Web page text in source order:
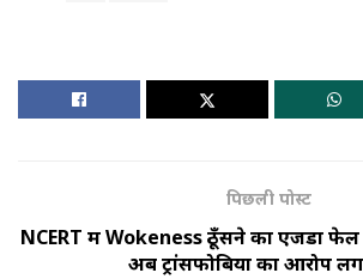
पिछली पोस्ट
NCERT में Wokeness ठूँसने का एजेंडा फेल
अब ट्रांसफोबिया का आरोप